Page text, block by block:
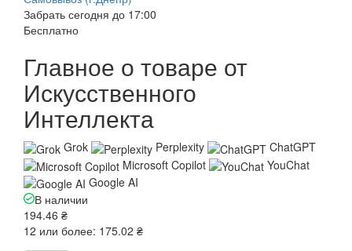
Забрать сегодня до 17:00
Бесплатно
Главное о товаре от
Искусственного
Интеллекта
Grok Perplexity
ChatGPT
Microsoft Copilot
YouChat
Google AI
В наличии
194.46 ₴
12 или более: 175.02 ₴